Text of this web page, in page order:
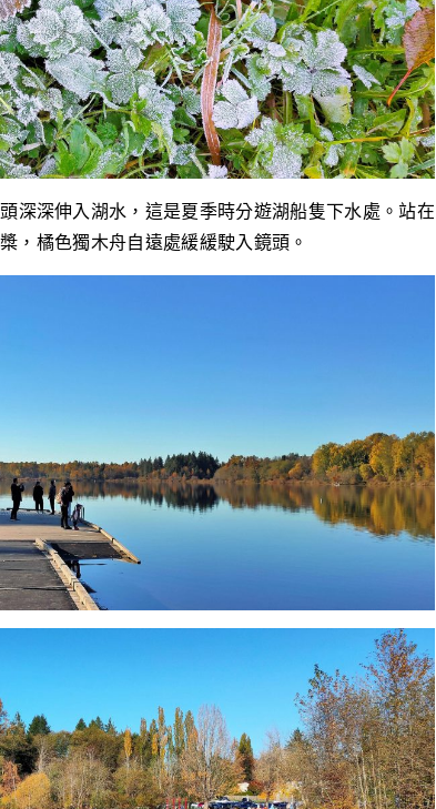
深深伸入湖水，這是夏季時分遊湖船隻下水處。站在
，橘色獨木舟自遠處緩緩駛入鏡頭。